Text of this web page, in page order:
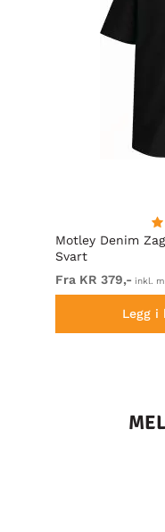
Motley Denim
Svart
Fra KR 379,- inkl.
Legg i